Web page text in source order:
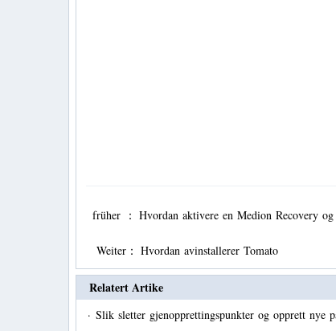
früher ： Hvordan aktivere en Medion Recovery
Weiter： Hvordan avinstallerer Tomato
Relatert Artike
· Slik sletter gjenopprettingspunkter og opprett nye